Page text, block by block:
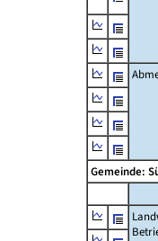
Gemeinde: